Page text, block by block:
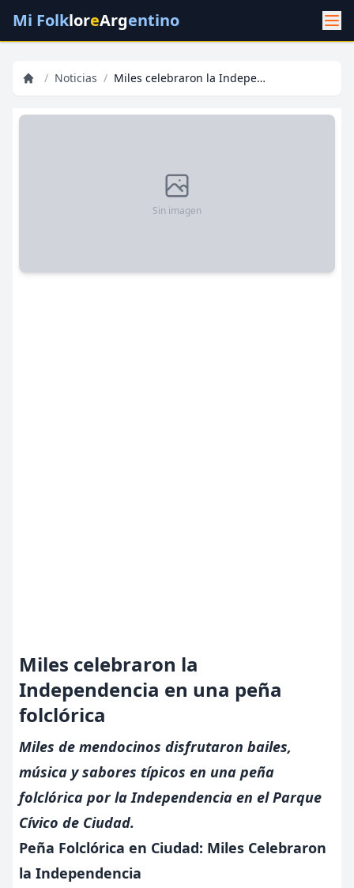
Mi FolkloreArgentino
/ Noticias / Miles celebraron la Independencia en una peña folclórica
Sin imagen
Miles celebraron la
Independencia en una peña
folclórica
Miles de mendocinos disfrutaron bailes,
música y sabores típicos en una peña
folclórica por la Independencia en el Parque
Cívico de Ciudad.
Peña Folclórica en Ciudad: Miles Celebraron
la Independencia